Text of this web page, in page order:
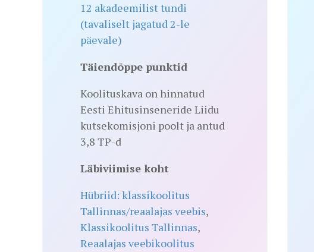
12 akadeemilist tundi
(tavaliselt jagatud 2-le
päevale)
Täiendõppe punktid
Koolituskava on hinnatud
Eesti Ehitusinseneride Liidu
kutsekomisjoni poolt ja antud
3,8 TP-d
Läbiviimise koht
Hübriid: klassikoolitus
Tallinnas/reaalajas veebis,
Klassikoolitus Tallinnas,
Reaalajas veebikoolitus